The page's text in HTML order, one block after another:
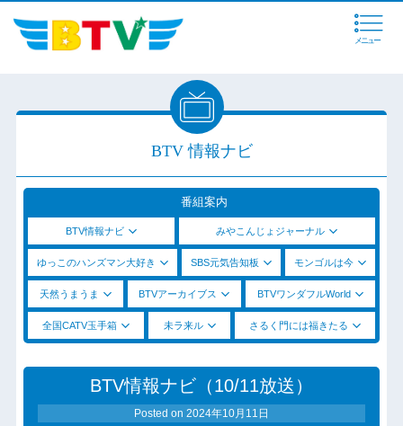
メニュー
BTV 情報ナビ
番組案内
BTV情報ナビ みやこんじょジャーナル
ゆっこのハンズマン大好き SBS元気告知板 モンゴルは今
天然うまうま BTVアーカイブス BTVワンダフルWorld
全国CATV玉手箱 未ラ来ル さるく門には福きたる
BTV情報ナビ（10/11放送）
Posted on 2024年10月11日